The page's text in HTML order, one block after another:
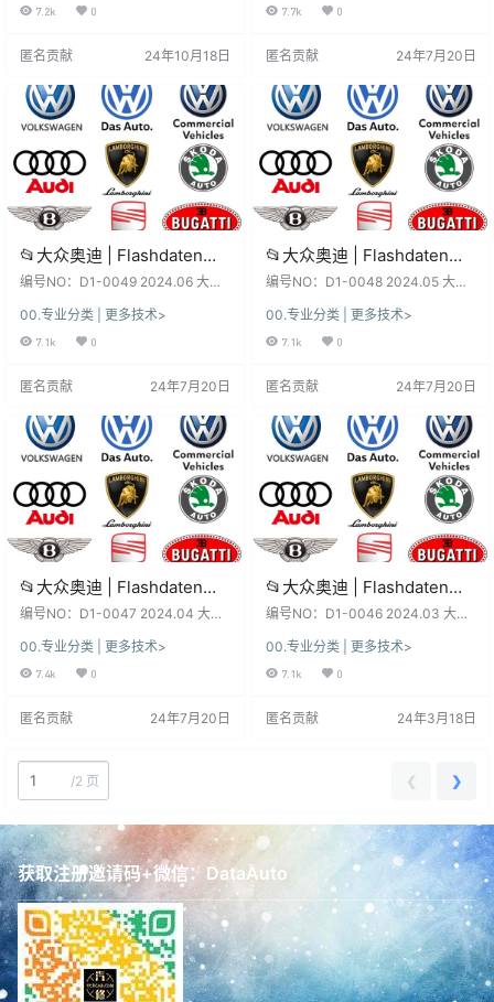
Skoda -Bentley)sgo frf
载前, 先看一下日期和版本, 新老版
本数据、权限各有差异、利弊！未
功能、权限、win系统、安装、破解
免费提供！ 本套资源：本站SVIP和
VIP都能下载自学钻研, 资源种类繁
多, 自行研究！…
7.2k 0
匿名贡献 24年10月18日
Skoda -Bentley)sgo frf
载前, 先看一下日期和版本, 新老版
本数据、权限各有差异、利弊！未
功能、权限、win系统、安装、破解
免费提供！ 本套资源：本站SVIP和
VIP都能下载自学钻研, 资源种类繁
多, 自行研究！…
7.7k 0
匿名贡献 24年7月20日
📂大众奥迪 | Flashdaten
2024.06大众-奥迪-斯柯达-
宾利-工程师离线数据 汽车电
脑模块固件数据(VW Audi
Skoda -Bentley)sgo frf
编号NO：D1-0049 2024.06 大众-
固件数据（127.4G） 软件系统：
下载前, 先看一下日期和版本, 新老
据、功能、权限、win系统、安装、
站不免费提供！ 本套资源：本站SVI
P和VIP都能下载自学钻研, 资源种类
繁多, 自行研…
00.专业分类 | 更多技术>
7.1k 0
匿名贡献 24年7月20日
📂大众奥迪 | Flashdaten
2024.05大众-奥迪-斯柯达-
宾利-工程师离线数据 汽车电
脑模块固件数据(VW Audi
Skoda -Bentley)sgo frf
编号NO：D1-0048 2024.05 大众-
固件数据（125.8G） 软件系统：
下载前, 先看一下日期和版本, 新老
据、功能、权限、win系统、安装、
站不免费提供！ 本套资源：本站SVI
P和VIP都能下载自学钻研, 资源种类
繁多, 自行研…
00.专业分类 | 更多技术>
7.1k 0
匿名贡献 24年7月20日
📂大众奥迪 | Flashdaten
2024.04大众-奥迪-斯柯达-
宾利-工程师离线数据 汽车电
脑模块固件数据(VW Audi
Skoda -Bentley)sgo frf
编号NO：D1-0047 2024.04 大众-
固件数据（124.8G） 软件系统：
下载前, 先看一下日期和版本, 新老
据、功能、权限、win系统、安装、
P和VIP都能下载自学钻研, 资源种类
繁多, 自行研…
00.专业分类 | 更多技术>
7.4k 0
匿名贡献 24年7月20日
📂大众奥迪 | Flashdaten
2024.03大众-奥迪-斯柯达-
宾利-工程师离线数据 汽车电
脑模块固件数据(VW Audi
Skoda -Bentley)sgo frf
编号NO：D1-0046 2024.03 大众-
固件数据（123G） 软件系统：下
载前, 先看一下日期和版本, 新老版
功能、权限、win系统、安装、破解
VIP都能下载自学钻研, 资源种类繁
00.专业分类 | 更多技术>
7.1k 0
匿名贡献 24年3月18日
/2 页 ❮ ❯
获取注册邀请码+微信：DataAuto